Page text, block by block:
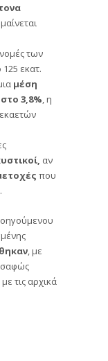
των
εκατ.
μέση
3,8%, η
αν
που
, με
σαφώς
τις αρχικά